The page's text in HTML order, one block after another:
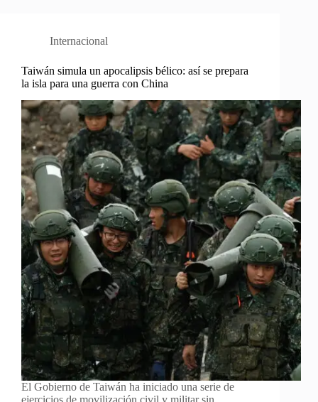
Internacional
Taiwán simula un apocalipsis bélico: así se prepara
la isla para una guerra con China
El Gobierno de Taiwán ha iniciado una serie de
ejercicios de movilización civil y militar sin